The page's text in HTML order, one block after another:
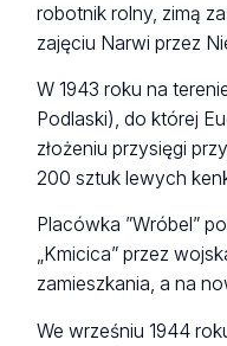
robotnik rolny, zimą
zajęciu Narwi przez
W 1943 roku na
Podlaski), do której
złożeniu przysięgi
200 sztuk lewych
Placówka ”Wróbel”
„Kmicica” przez
zamieszkania, a na
We wrześniu 1944